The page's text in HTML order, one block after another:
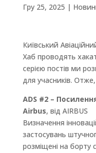
Гру 25, 2025 |
Київський
Хаб проводять
серією постів ми
для учасників.
ADS #2 –
Airbus, від AIRBUS
Визначення
застосувань
розміщені на борту